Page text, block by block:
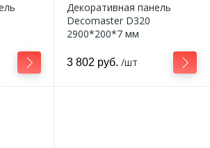
Декоративная панель
Decomaster D320
2900*200*7 мм
3 802 руб. /шт